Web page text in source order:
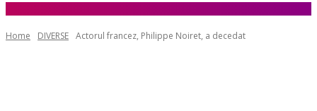
Home DIVERSE Actorul francez, Philippe Noiret, a decedat